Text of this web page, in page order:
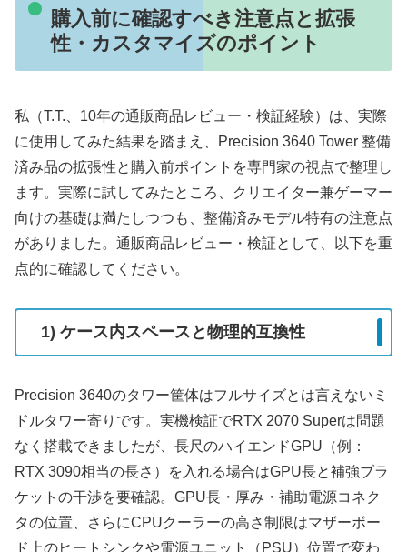
購入前に確認すべき注意点と拡張
性・カスタマイズのポイント
私（T.T.、10年の通販商品レビュー・検証経験）は、実際
に使用してみた結果を踏まえ、Precision 3640 Tower 整備
済み品の拡張性と購入前ポイントを専門家の視点で整理し
ます。実際に試してみたところ、クリエイター兼ゲーマー
向けの基礎は満たしつつも、整備済みモデル特有の注意点
がありました。通販商品レビュー・検証として、以下を重
点的に確認してください。
1) ケース内スペースと物理的互換性
Precision 3640のタワー筐体はフルサイズとは言えないミ
ドルタワー寄りです。実機検証でRTX 2070 Superは問題
なく搭載できましたが、長尺のハイエンドGPU（例：
RTX 3090相当の長さ）を入れる場合はGPU長と補強ブラ
ケットの干渉を要確認。GPU長・厚み・補助電源コネク
タの位置、さらにCPUクーラーの高さ制限はマザーボー
ド上のヒートシンクや電源ユニット（PSU）位置で変わ